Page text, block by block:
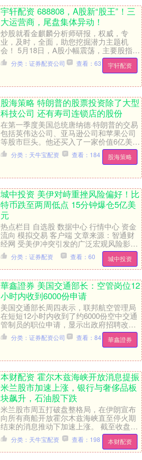
宇轩配资 688808，A股新“股王”！三
大运营商，尾盘集体异动！
炒股就看金麒麟分析师研报，权威，专
业，及时，全面，助您挖掘潜力主题机
会！ 5月18日，A股小幅震荡，主要股指涨
跌互现。科创综指、中证500等微幅飘红，
上证指数、....
宇轩配资
分类：证券配资公司 查看：63
股海策略 特朗普的股票投资除了大型
科技公司 还有寿司连锁店的股份
在第一季度美国总统唐纳德·特朗普的交易
包括英伟达公司、亚马逊公司和苹果公司
等股市巨头。他还买入了一家价值6亿美元
回转寿司连锁店的股份。 根据特朗普的最
新财务披露....
股海策略
分类：天牛宝配资 查看：184
城中投资 美伊对峙重挫风险偏好！比
特币跌至两周低点 15分钟爆仓5亿美
元
热点栏目 自选股 数据中心 行情中心 资金
流向 模拟交易 客户端 文章来源：智通财
经网 受美伊冲突引发的广泛宏观风险影
响，交易者纷纷削减持仓，比特币价格跌
至两周....
城中投资
分类：证券配资 查看：60
華鑫證券 美国交通部长：空管岗位12
小时内收到6000份申请
美国交通部长周四表示，联邦航空管理局
在短短12小时内收到了约6000份空中交通
管制员的职位申请，显示出政府招聘改革
和吸引年轻人才的策略正在奏效。 这一申
请热潮出....
華鑫證券
分类：证券配资公司 查看：84
本财配资 霍尔木兹海峡开放消息提振
米兰股市加速上涨，银行与奢侈品板
块飙升，石油股下跌
米兰股市周五打破盘整格局，在伊朗宣布
向所有商船开放霍尔木兹海峡直至停火期
结束的消息推动下加速上涨。 截至收盘，
富时MIB指数上涨约1.6%，银行股的强劲
拉升为涨....
本财配资
分类：天牛宝配资 查看：198